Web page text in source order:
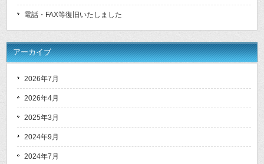
電話・FAX等復旧いたしました
アーカイブ
2026年7月
2026年4月
2025年3月
2024年9月
2024年7月